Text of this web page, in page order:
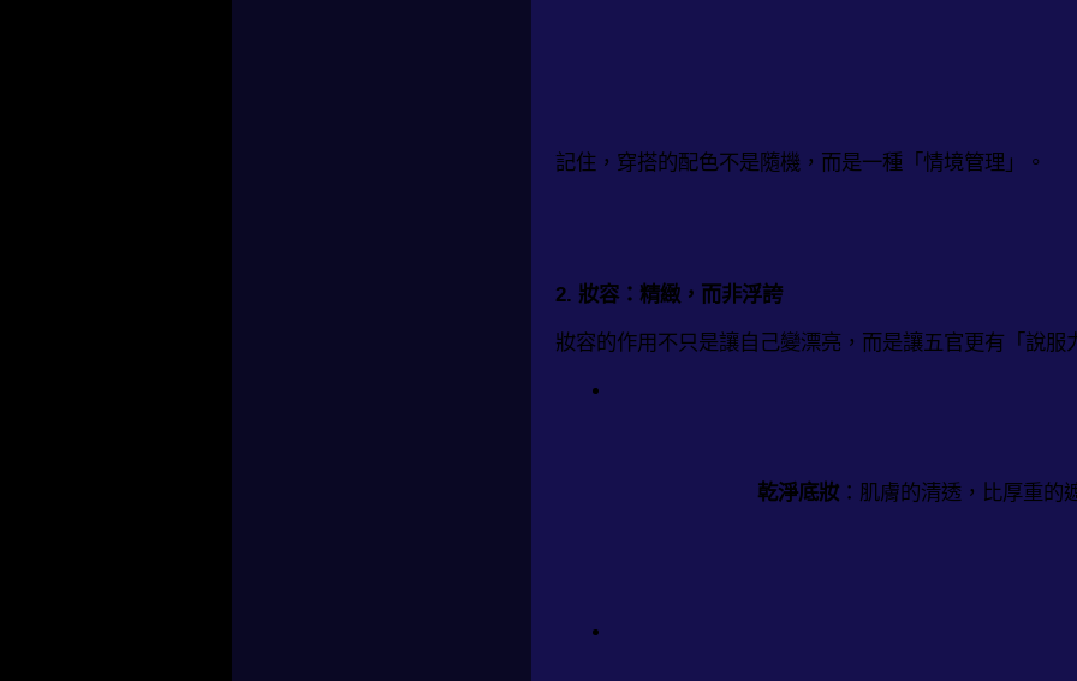
記住，穿搭的配色不是隨機，而是一種「情境管理」。
2. 妝容：精緻，而非浮誇
妝容的作用不只是讓自己變漂亮，而是讓五官更有「說服
乾淨底妝 ：肌膚的清透，比厚重的